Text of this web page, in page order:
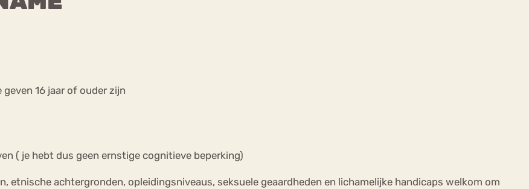
16 jaar of ouder zijn
( je hebt dus geen ernstige cognitieve beperking)
etnische achtergronden, opleidingsniveaus, seksuele geaardheden en lichamelijke handicaps welkom om